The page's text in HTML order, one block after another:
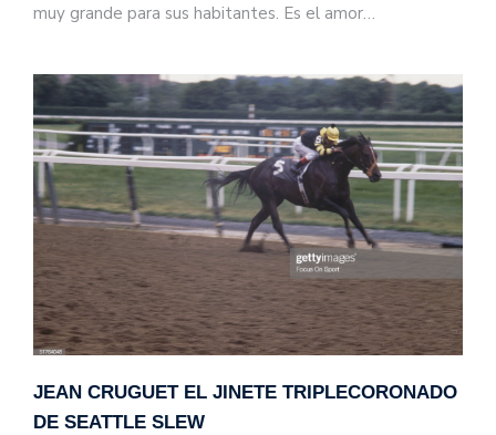
muy grande para sus habitantes. Es el amor…
JEAN CRUGUET EL JINETE TRIPLECORONADO
DE SEATTLE SLEW